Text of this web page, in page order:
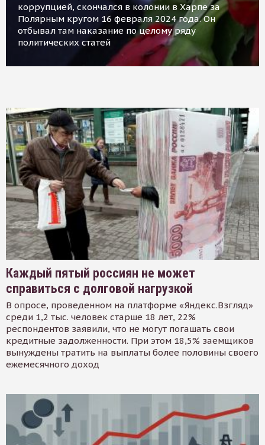
коррупцией, скончался в колонии в Харпе за
Полярным кругом 16 февраля 2024 года. Он
отбывал там наказание по целому ряду
политических статей
Каждый пятый россиян не может
справиться с долговой нагрузкой
В опросе, проведенном на платформе «Яндекс.Взгляд»
среди 1,2 тыс. человек старше 18 лет, 22%
респондентов заявили, что не могут погашать свои
кредитные задолженности. При этом 18,5% заемщиков
вынуждены тратить на выплаты более половины своего
ежемесячного доход